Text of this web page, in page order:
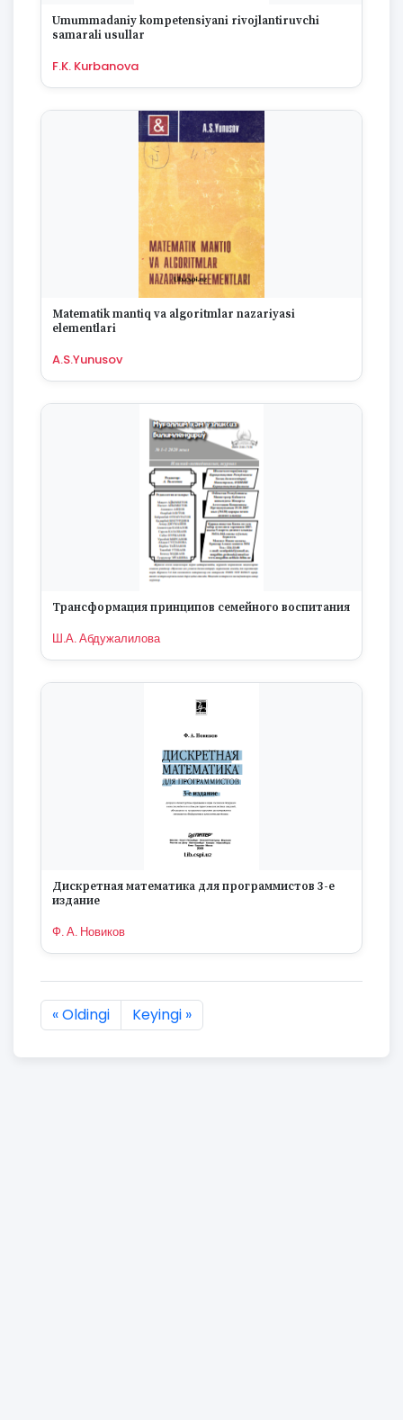
Umummadaniy kompetensiyani rivojlantiruvchi
samarali usullar
F.K. Kurbanova
Matematik mantiq va algoritmlar nazariyasi
elementlari
A.S.Yunusov
Трансформация принципов семейного воспитания
Ш.А. Абдужалилова
Дискретная математика для программистов 3-е
издание
Ф. А. Новиков
7877 natijaning :first dan :last gacha ko'rsatildi
« Oldingi Keyingi »